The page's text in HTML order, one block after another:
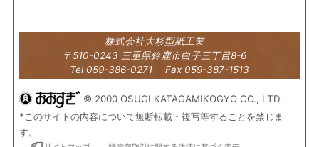
株式会社大杉型紙工業
〒510-0243 三重県鈴鹿市白子三丁目8-6
Tel 059-386-0271 Fax 059-387-1513
© 2000 OSUGI KATAGAMIKOGYO CO., LTD.
*このサイトの内容について無断転載・複写等することを禁じま
す。